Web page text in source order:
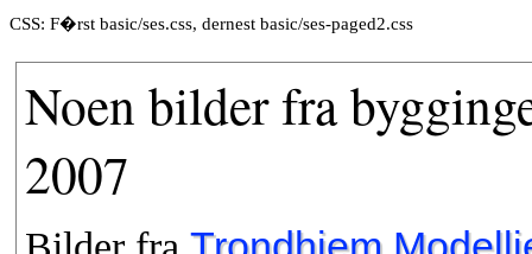
CSS: F�rst basic/ses.css, dernest basic/ses-paged2.css
Noen bilder fra
2007